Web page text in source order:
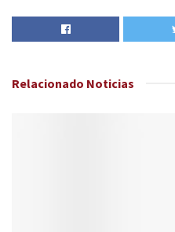
Relacionado Noticias